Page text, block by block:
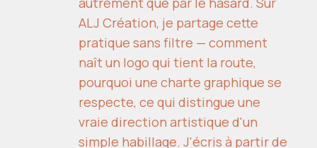
ALJ Création, je partage cette
pratique sans filtre — comment
naît un logo qui tient la route,
pourquoi une charte graphique se
respecte, ce qui distingue une
vraie direction artistique d'un
simple habillage. J'écris à partir de